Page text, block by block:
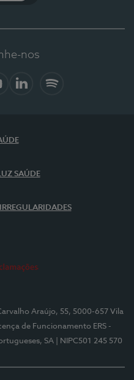
nos
SAÚDE
Araújo, 55, 5000-657 Vila
de Funcionamento ERS -
SA | NIPC501 245 570